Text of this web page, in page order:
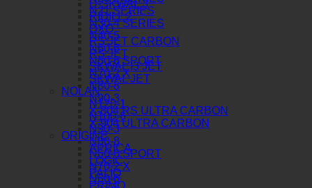
D-SKWAL 3
RIDILL 2
OXO
RS JET CARBON
RS JET
SKWAL I3 JET
SKWAL JET
NOLAN
N120-1
N100-6
N90-3
N80-8
N60-6 SPORT
N70-2 X
N60-6
N21 SERIES
N30-4 SERIES
N40-5
N60-6
N60-6 SPORT
N70-2 X
N80-8
N90-3
X-804 RS ULTRA CARBON
X-904 ULTRA CARBON
ORIGINE
APRICA
LOGIC
PALIO
PRIMO